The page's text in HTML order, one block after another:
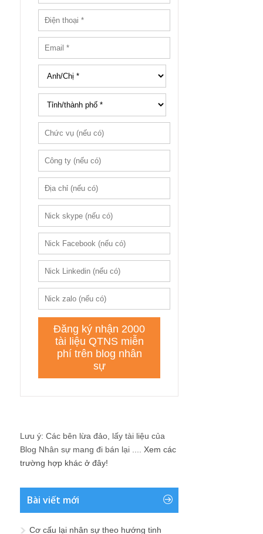
Lưu ý: Các bên lừa đảo, lấy tài liệu của
Blog Nhân sự mang đi bán lại .... Xem các
trường hợp khác ở đây!
Bài viết mới
Cơ cấu lại nhân sự theo hướng tinh